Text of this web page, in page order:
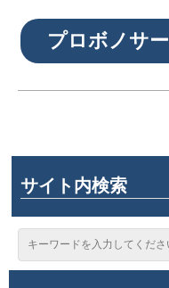
プロボノサ
サイト内検索